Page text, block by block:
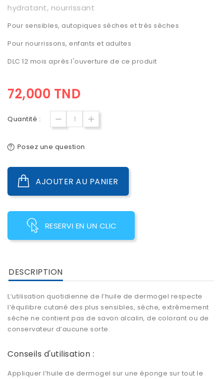
hydratant, nourrissant
Pour sensibles, autopiques sèches et très sèches
Pour nourrissons, enfants et adultes
DLC 12 mois après l'ouverture de ce produit
72,000 TND
Quantité :
Posez une question
AJOUTER AU PANIER
RESERVI EN UN CLIC
DESCRIPTION
L’utilisation quotidienne de l’huile de dermogel respecte
l’équilibre cutané des plus sensibles, sèche, extrêmement
sèche ne contient pas de savon alcalin, de colorant ou de
conservateur d’aucune sorte.
Conseils d'utilisation :
Appliquer l’huile de dermogel sur une éponge sur tout le